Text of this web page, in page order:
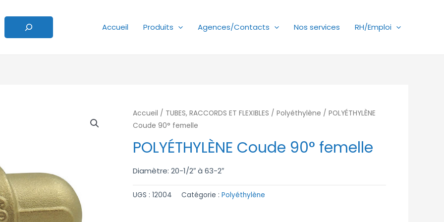
Accueil
Produits Agences/Contacts Nos services RH/Emploi
Accueil / TUBES, RACCORDS ET FLEXIBLES /Polyéthylène / POLYÉTHYLÈNE
Coude 90° femelle
POLYÉTHYLÈNE Coude 90° femelle
Diamètre: 20-1/2″ à 63-2″
UGS :12004 Catégorie :Polyéthylène